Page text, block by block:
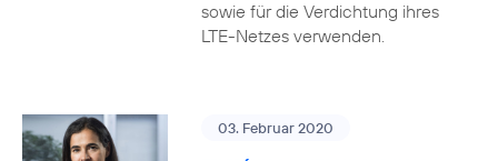
sowie für die Verdichtung ihres
LTE-Netzes verwenden.
03. Februar 2020